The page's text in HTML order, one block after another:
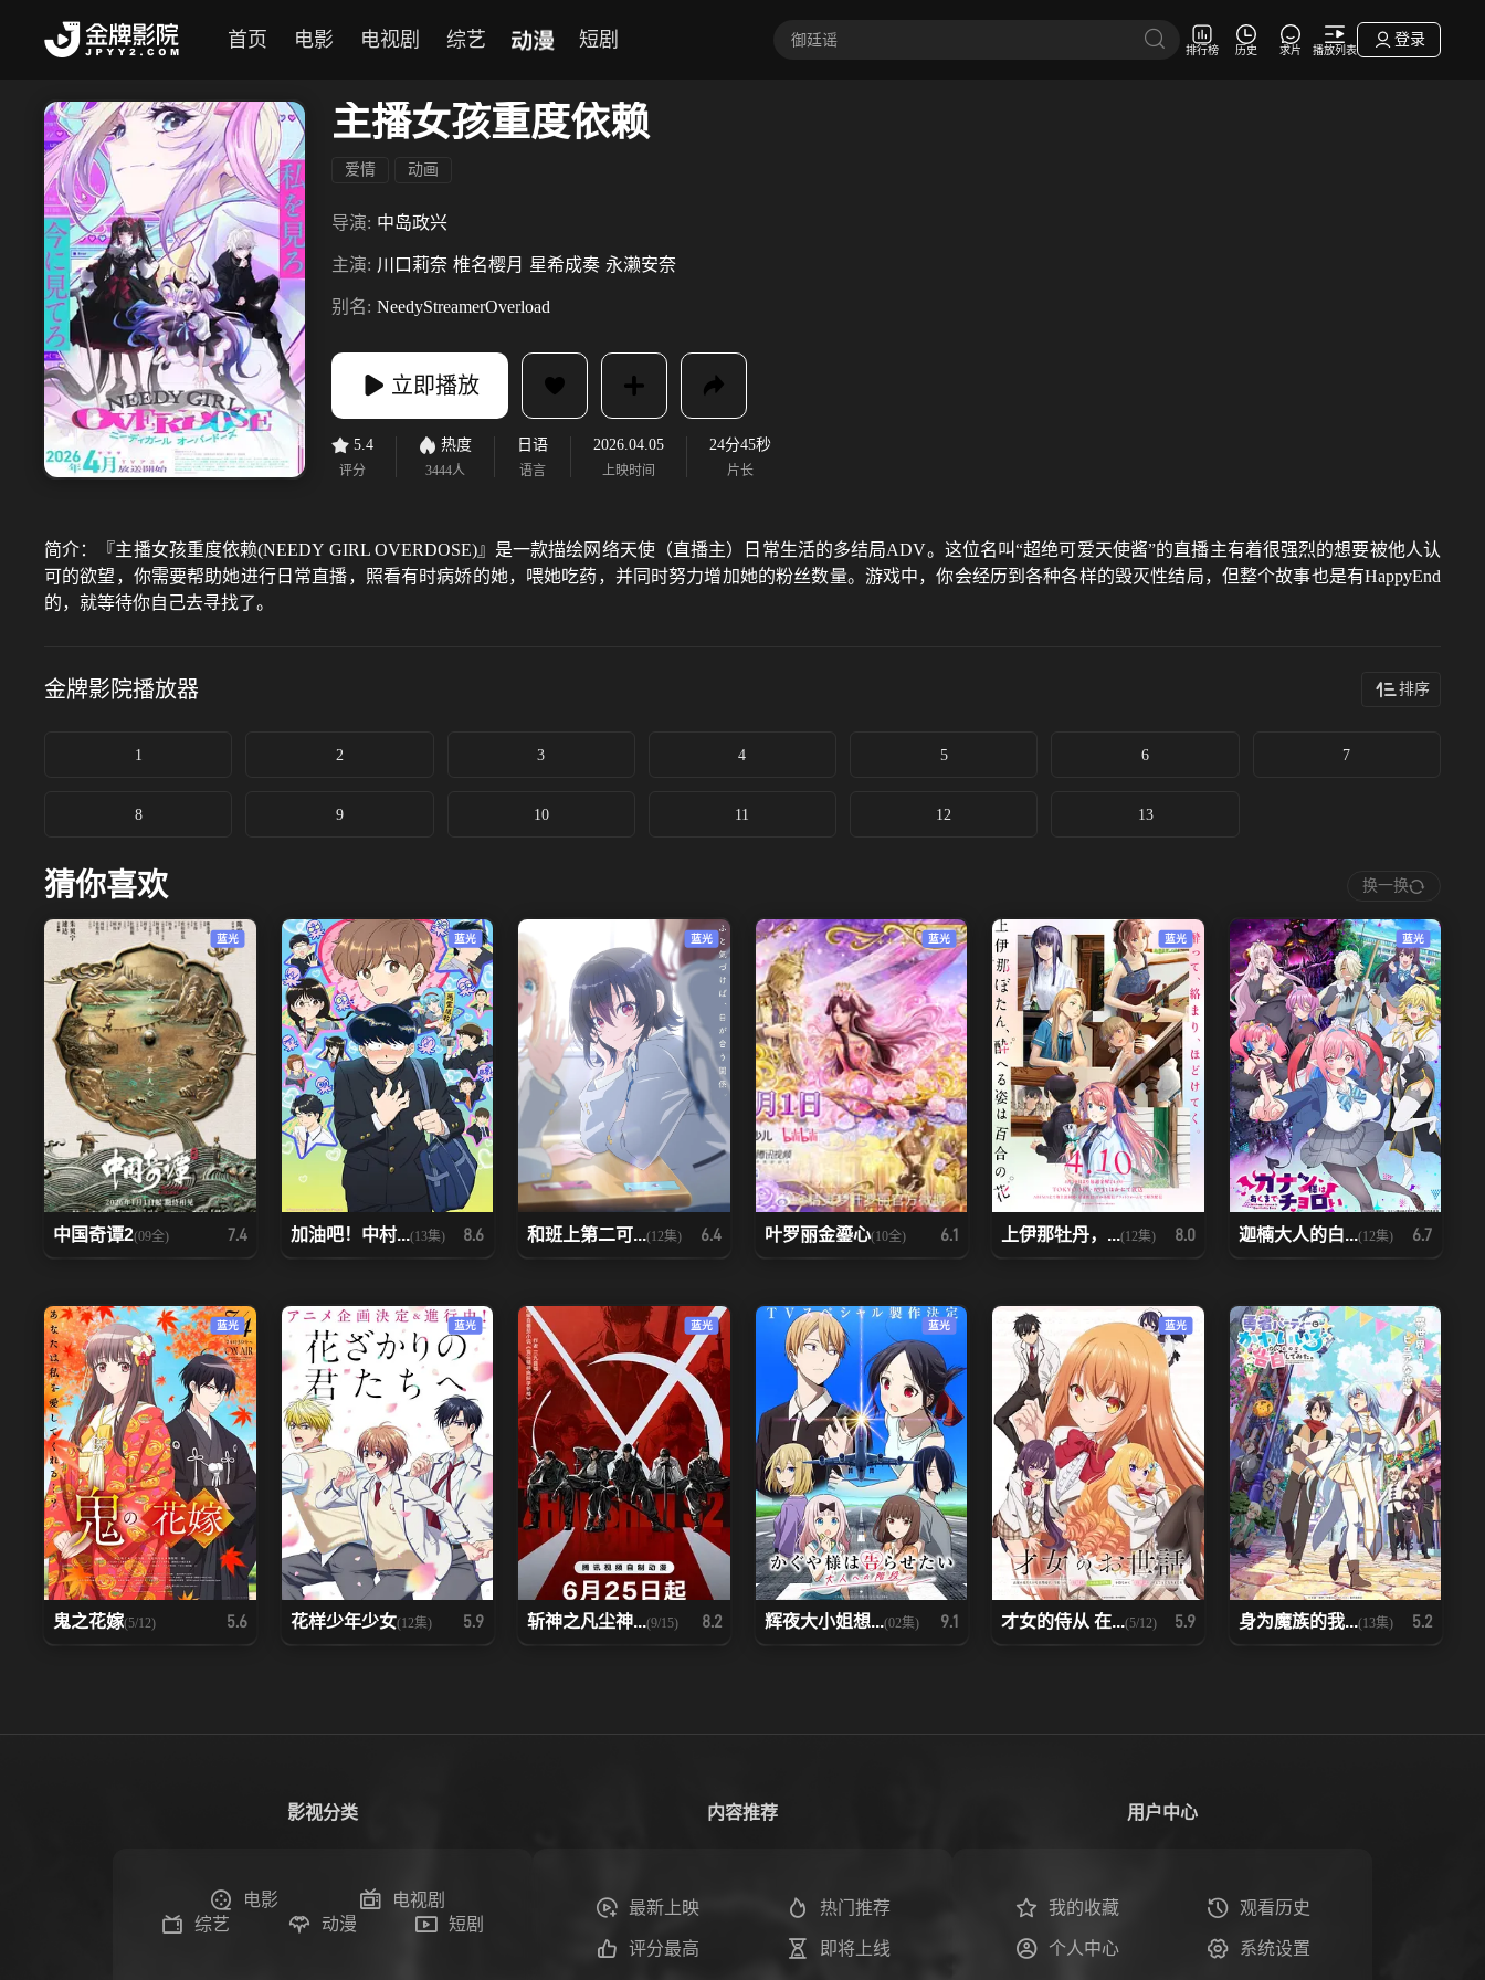
首页 电影 电视剧 综艺 动漫 短剧 排行榜 历史 求片 播放列表
登录
主播女孩重度依赖
爱情 动画
导演: 中岛政兴
主演: 川口莉奈 椎名樱月 星希成奏 永濑安奈
别名: NeedyStreamerOverload
立即播放
5.4
评分
热度
3444人
日语
语言
2026.04.05
上映时间
24分45秒
片长
简介：
『主播女孩重度依赖(NEEDY GIRL OVERDOSE)』是一款描绘网络天使（直播主）日常生活的多结局ADV。这位名叫“超绝可爱天使酱”的直播主有着很强烈的想要被他人认
可的欲望，你需要帮助她进行日常直播，照看有时病娇的她，喂她吃药，并同时努力增加她的粉丝数量。游戏中，你会经历到各种各样的毁灭性结局，但整个故事也是有HappyEnd
的，就等待你自己去寻找了。
金牌影院播放器 排序
1 2 3 4 5 6 7
8 9 10 11 12 13
猜你喜欢 换一换
蓝光
中国奇谭2(09全) 7.4
蓝光
加油吧！中村...(13集) 8.6
蓝光
和班上第二可...(12集) 6.4
蓝光
叶罗丽金鎏心(10全) 6.1
蓝光
上伊那牡丹，...(12集) 8.0
蓝光
迦楠大人的白...(12集) 6.7
蓝光
鬼之花嫁(5/12) 5.6
蓝光
花样少年少女(12集) 5.9
蓝光
斩神之凡尘神...(9/15) 8.2
蓝光
辉夜大小姐想...(02集) 9.1
蓝光
才女的侍从 在...(5/12) 5.9 身为魔族的我...(13集) 5.2
影视分类
电影
电视剧
综艺
动漫 短剧
内容推荐
最新上映 热门推荐
评分最高 即将上线
用户中心
我的收藏 观看历史
个人中心 系统设置